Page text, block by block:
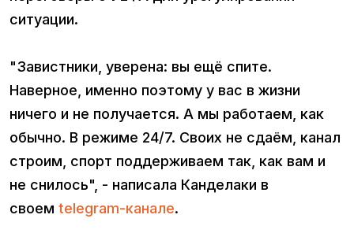
ситуации.
"Завистники, уверена: вы ещё спите.
Наверное, именно поэтому у вас в жизни
ничего и не получается. А мы работаем, как
обычно. В режиме 24/7. Своих не сдаём, канал
строим, спорт поддерживаем так, как вам и
не снилось", - написала Канделаки в
своем telegram-канале.